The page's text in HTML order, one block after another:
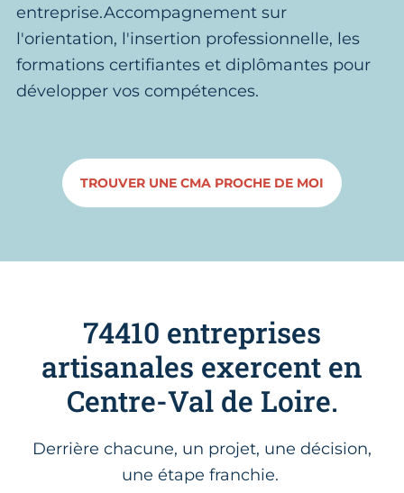
entreprise.Accompagnement sur
l'orientation, l'insertion professionnelle, les
formations certifiantes et diplômantes pour
développer vos compétences.
TROUVER UNE CMA PROCHE DE MOI
74410 entreprises
artisanales exercent en
Centre-Val de Loire.
Derrière chacune, un projet, une décision,
une étape franchie.